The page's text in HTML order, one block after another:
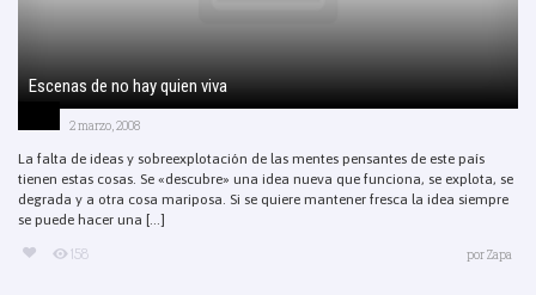
Escenas de no hay quien viva
2 marzo, 2008
La falta de ideas y sobreexplotación de las mentes pensantes de este país
tienen estas cosas. Se «descubre» una idea nueva que funciona, se explota, se
degrada y a otra cosa mariposa. Si se quiere mantener fresca la idea siempre
se puede hacer una [...]
158 porZapa